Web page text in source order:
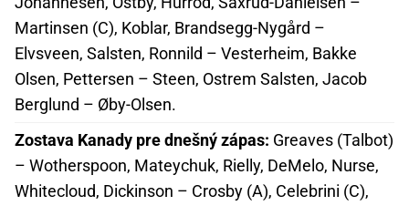
Martinsen (C), Koblar, Brandsegg-Nygård –
Elvsveen, Salsten, Ronnild – Vesterheim, Bakke
Olsen, Pettersen – Steen, Ostrem Salsten, Jacob
Berglund – Øby-Olsen.
Zostava Kanady pre dnešný zápas: Greaves (Talbot)
– Wotherspoon, Mateychuk, Rielly, DeMelo, Nurse,
Whitecloud, Dickinson – Crosby (A), Celebrini (C),